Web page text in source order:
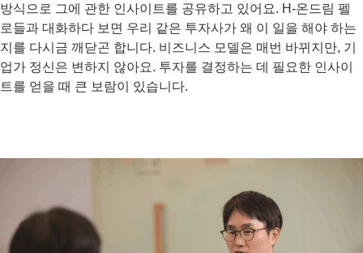
방식으로 그에 관한 인사이트를 공유하고 있어요. H-온드림 펠
로들과 대화하다 보면 우리 같은 투자사가 왜 이 일을 해야 하는
지를 다시금 깨닫곤 합니다. 비즈니스 모델은 매번 바뀌지만, 기
업가 정신은 변하지 않아요. 투자를 결정하는 데 필요한 인사이
트를 얻을 때 큰 보람이 있습니다.